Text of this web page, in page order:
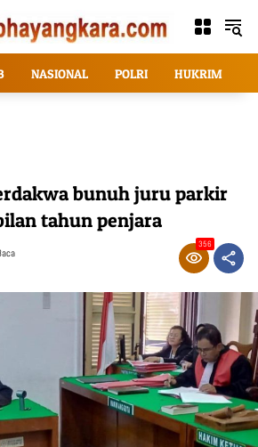
NASIONAL POLRI HUKRIM
bunuh juru parkir
tahun penjara
356